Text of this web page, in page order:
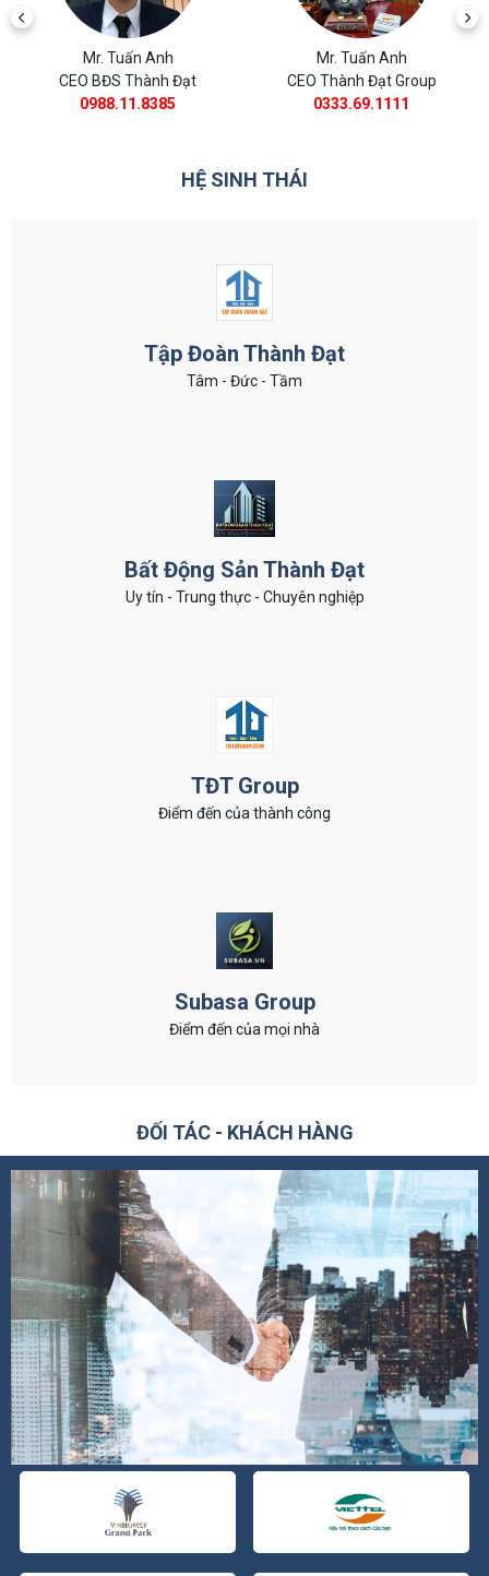
Mr. Tuấn Anh
CEO BĐS Thành Đạt
0988.11.8385
Mr. Tuấn Anh
CEO Thành Đạt Group
0333.69.1111
HỆ SINH THÁI
Tập Đoàn Thành Đạt
Tâm - Đức - Tầm
Bất Động Sản Thành Đạt
Uy tín - Trung thực - Chuyên nghiệp
TĐT Group
Điểm đến của thành công
Subasa Group
Điểm đến của mọi nhà
ĐỐI TÁC - KHÁCH HÀNG